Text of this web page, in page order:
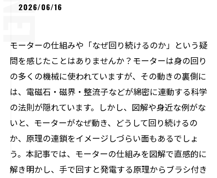
2026/06/16
モーターの仕組みや「なぜ回り続けるのか」という疑
問を感じたことはありませんか？モーターは身の回り
の多くの機械に使われていますが、その動きの裏側に
は、電磁石・磁界・整流子などが綿密に連動する科学
の法則が隠れています。しかし、図解や身近な例がな
いと、モーターがなぜ動き、どうして回り続けるの
か、原理の連鎖をイメージしづらい面もあるでしょ
う。本記事では、モーターの仕組みを図解で直感的に
解き明かし、手で回すと発電する原理からブラシ付き